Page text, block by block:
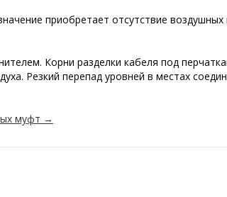
приобретает отсутствие воздушных
Корни разделки кабеля под
Резкий перепад уровней в местах
муфт →